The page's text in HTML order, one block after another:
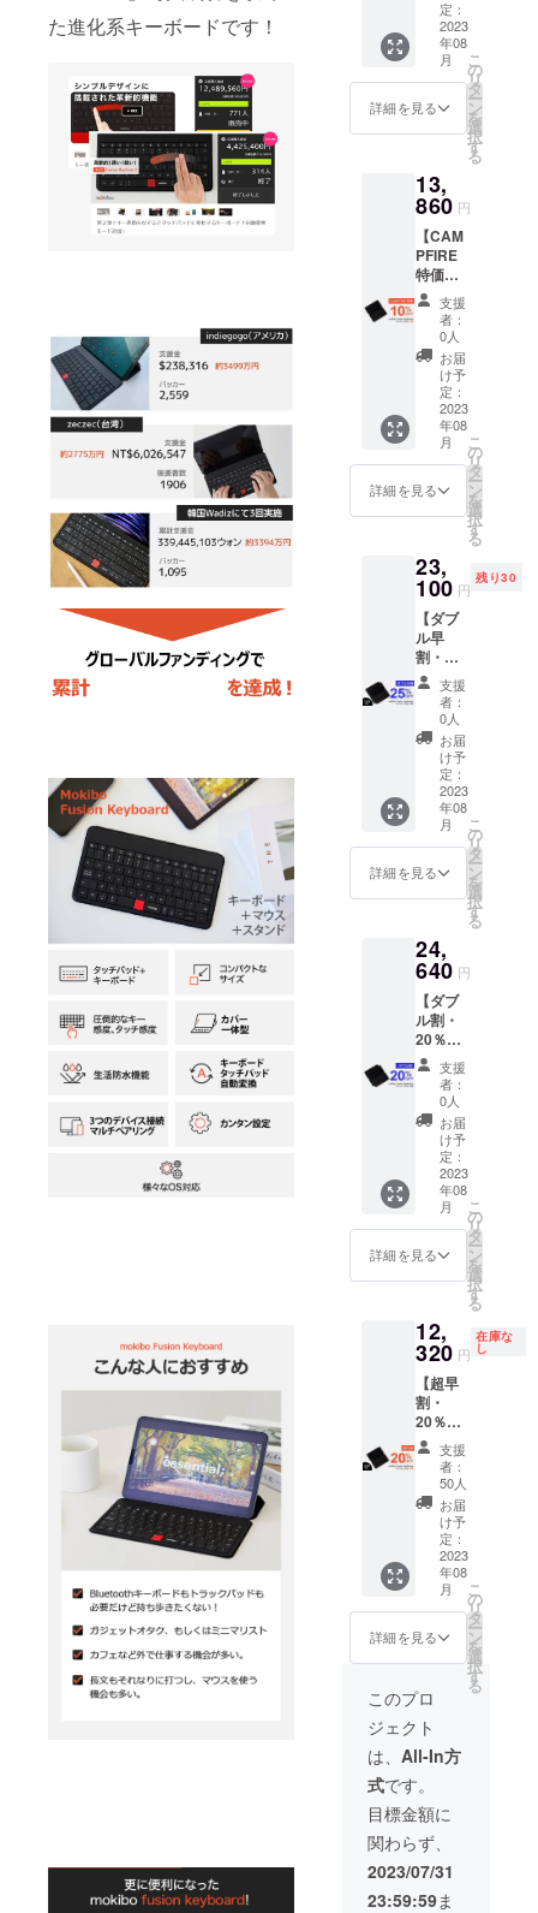
た進化系キーボードです！
Keyboa
rdユニ
バーサ
ル 1台
一般販
売価格
15,400
円(税込)
を
15％OF
Fでご提
供いた
しま
す。 ★
送料込
みの価
格で
す。
定：
2023
年08
月
詳細を見る
こ
の
リ
タ
ー
ン
を
選
択
す
る
13,
860 円
【CAM
PFIRE
特価・
10％オ
フ】 ■
mokibo
Fusion
Keyboa
rdユニ
バーサ
ル 1台
一般販
売価格
15,400
円(税込)
の製品
10％OF
Fでご提
供いた
しま
す。 ★
送料込
みの価
格で
す。
支援
者：
0人
お届
け予
定：
2023
年08
月
詳細を見る
こ
の
リ
タ
ー
ン
を
選
択
す
る
23,
100 円
残り30
【ダブ
ル早
割・
25％オ
フ】30
名様限
定 ■
mokibo
Fusion
Keyboa
rdユニ
バーサ
ル 2台
一般販
売価格
30,800
の製品
を
25％OF
Fでご提
供いた
しま
す。 ★
送料込
みの価
格で
す。
支援
者：
0人
お届
け予
定：
2023
年08
月
詳細を見る
こ
の
リ
タ
ー
ン
を
選
択
す
る
24,
640 円
【ダブ
ル割・
20％オ
フ】 ■
mokibo
Fusion
Keyboa
rdユニ
バーサ
ル 2台
一般販
売価格
30,800
円(税込)
の製品
を
Fでご提
供いた
しま
す。 ★
送料込
みの価
格で
す。
支援
者：
0人
お届
け予
定：
2023
年08
月
詳細を見る
こ
の
リ
タ
ー
ン
を
選
択
す
る
12,
320 円
在庫な
し
【超早
割・
20％オ
フ】50
名様限
定 ■
mokibo
Fusion
Keyboa
rdユニ
バーサ
ル 1台
一般販
売価格
15,400
円(税込)
の製品
を
20％OF
Fでご提
供いた
しま
す。 ★
送料込
みの価
格で
す。
支援
者：
50人
お届
け予
定：
2023
年08
月
詳細を見る
こ
の
リ
タ
ー
ン
を
選
択
す
る
このプロ
ジェクト
は、 All-In方
式です。
目標金額に
関わらず、
2023/07/31
23:59:59ま